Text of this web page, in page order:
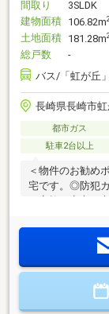
間取り
3SLDK
建物面積 106.82m2
土地面積 181.28m2
総戸数
-
バス/「虹が丘
長崎県長崎市
都市ガス
駐車2台以上
＜物件のお勧め
宅です。◎防犯
性を考えた間取
採用しているの
しているので大
◎室内物干しが